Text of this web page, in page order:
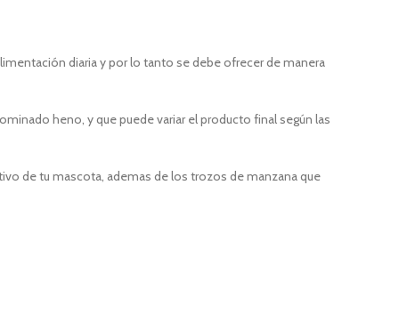
diaria y por lo tanto se debe ofrecer de manera
heno, y que puede variar el producto final según las
de tu mascota, ademas de los trozos de manzana que